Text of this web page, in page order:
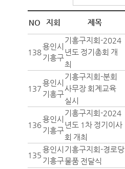
NO 지회 제목
138
용인시
기흥구
기흥구지회-2024
년도 정기총회 개
최
137
용인시
기흥구
기흥구지회-분회
사무장 회계교육
실시
136
용인시
기흥구
기흥구지회-2024
년도 1차 정기이사
회 개최
135
용인시
기흥구
기흥구지회-경로당
물품 전달식